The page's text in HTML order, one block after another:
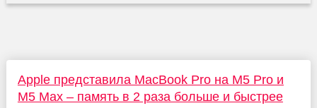
Apple представила MacBook Pro на M5 Pro и
M5 Max – память в 2 раза больше и быстрее